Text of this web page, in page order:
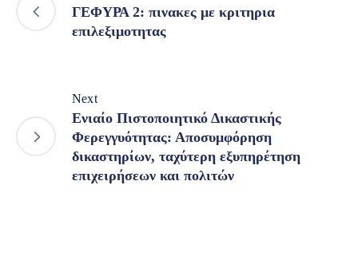
ΓΕΦΥΡΑ 2: πινακες με κριτηρια
επιλεξιμοτητας
Next
Ενιαίο Πιστοποιητικό Δικαστικής
Φερεγγυότητας: Αποσυμφόρηση
δικαστηρίων, ταχύτερη εξυπηρέτηση
επιχειρήσεων και πολιτών